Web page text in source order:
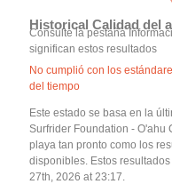
Historical Calidad del
Consulte la pestaña
significan estos resultados
No cumplió con los
del tiempo
Este estado se basa en la
Surfrider Foundation - O'ahu
playa tan pronto como los
disponibles. Estos
27th, 2026 at 23:17.